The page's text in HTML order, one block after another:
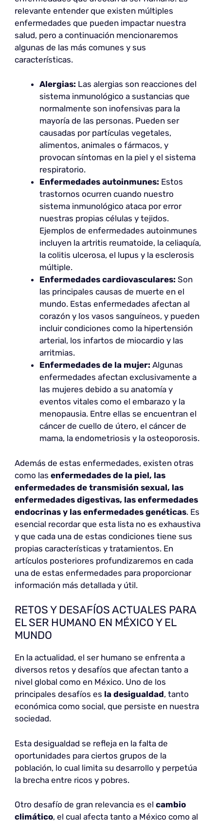
relevante entender que existen múltiples
enfermedades que pueden impactar nuestra
salud, pero a continuación mencionaremos
algunas de las más comunes y sus
características.
Alergias: Las alergias son reacciones del
sistema inmunológico a sustancias que
normalmente son inofensivas para la
mayoría de las personas. Pueden ser
causadas por partículas vegetales,
alimentos, animales o fármacos, y
provocan síntomas en la piel y el sistema
respiratorio.
Enfermedades autoinmunes: Estos
trastornos ocurren cuando nuestro
sistema inmunológico ataca por error
nuestras propias células y tejidos.
Ejemplos de enfermedades autoinmunes
incluyen la artritis reumatoide, la celiaquía,
la colitis ulcerosa, el lupus y la esclerosis
múltiple.
Enfermedades cardiovasculares: Son
las principales causas de muerte en el
mundo. Estas enfermedades afectan al
corazón y los vasos sanguíneos, y pueden
incluir condiciones como la hipertensión
arterial, los infartos de miocardio y las
arritmias.
Enfermedades de la mujer: Algunas
enfermedades afectan exclusivamente a
las mujeres debido a su anatomía y
eventos vitales como el embarazo y la
menopausia. Entre ellas se encuentran el
cáncer de cuello de útero, el cáncer de
mama, la endometriosis y la osteoporosis.
Además de estas enfermedades, existen otras
como las enfermedades de la piel, las
enfermedades de transmisión sexual, las
enfermedades digestivas, las enfermedades
endocrinas y las enfermedades genéticas. Es
esencial recordar que esta lista no es exhaustiva
y que cada una de estas condiciones tiene sus
propias características y tratamientos. En
artículos posteriores profundizaremos en cada
una de estas enfermedades para proporcionar
información más detallada y útil.
RETOS Y DESAFÍOS ACTUALES PARA
EL SER HUMANO EN MÉXICO Y EL
MUNDO
En la actualidad, el ser humano se enfrenta a
diversos retos y desafíos que afectan tanto a
nivel global como en México. Uno de los
principales desafíos es la desigualdad, tanto
económica como social, que persiste en nuestra
sociedad.
Esta desigualdad se refleja en la falta de
oportunidades para ciertos grupos de la
población, lo cual limita su desarrollo y perpetúa
la brecha entre ricos y pobres.
Otro desafío de gran relevancia es el cambio
climático, el cual afecta tanto a México como al